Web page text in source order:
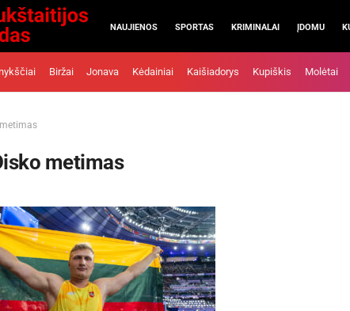
NAUJIENOS SPORTAS KRIMINALAI ĮDOMU
Biržai Jonava Kėdainiai Kaišiadorys Kupiškis Molėtai
metimas